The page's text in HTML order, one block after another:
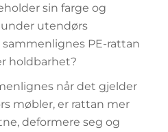
sin farge og
utendørs
PE-rattan
holdbarhet?
når det gjelder
møbler, er rattan mer
deformere seg og